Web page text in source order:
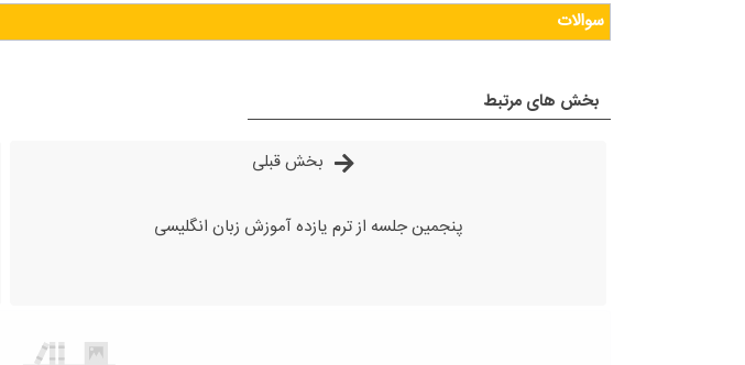
سوالات
بخش های مرتبط
بخش قبلی
پنجمین جلسه از ترم یازده آموزش زبان انگلیسی